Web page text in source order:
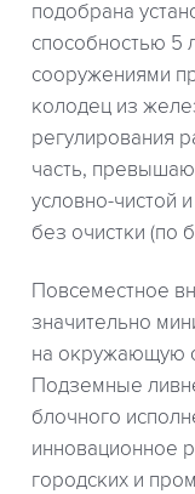
подобрана
способностью 5
сооружениями
колодец из
регулирования
часть,
условно-чистой
без очистки (по
Повсеместное
значительно
на окружающую
Подземные
блочного
инновационное
городских и